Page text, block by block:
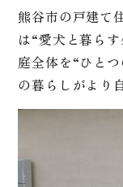
熊谷市の戸建て
は“愛犬と暮ら
庭全体を“ひと
の暮らしがより